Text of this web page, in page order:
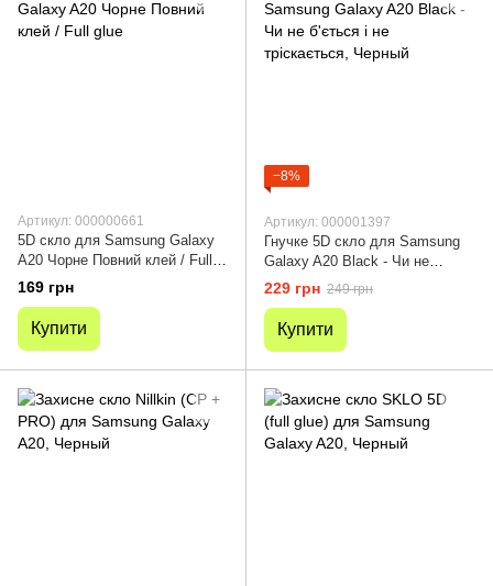
Артикул: 000000661
5D скло для Samsung Galaxy
A20 Чорне Повний клей / Full
glue
169 грн
Купити
−8%
Артикул: 000001397
Гнучке 5D скло для Samsung
Galaxy A20 Black - Чи не
б'ється і не тріскається
229 грн 249 грн
Купити